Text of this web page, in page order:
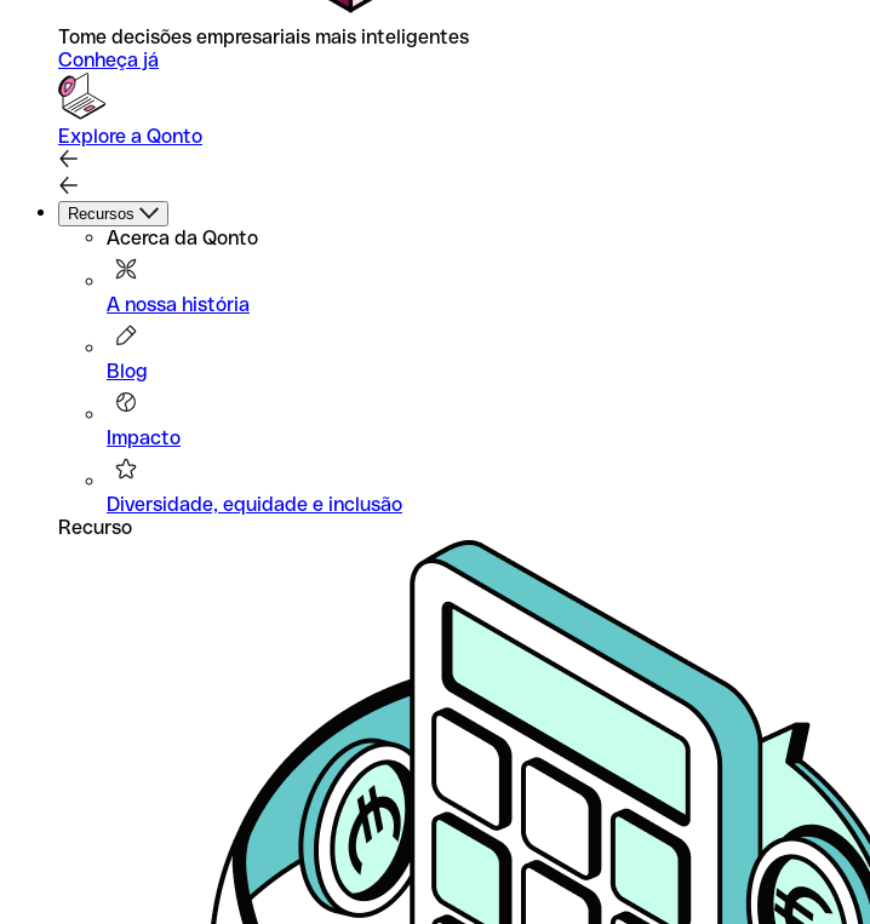
Tome decisões empresariais mais inteligentes
Conheça já
Explore a Qonto
Recursos
Acerca da Qonto
A nossa história
Blog
Impacto
Diversidade, equidade e inclusão
Recurso